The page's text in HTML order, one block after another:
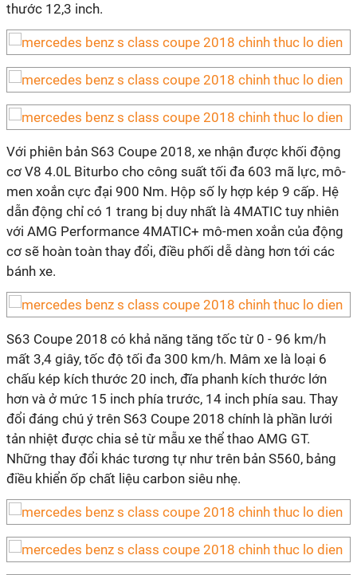
thước 12,3 inch.
Với phiên bản S63 Coupe 2018, xe nhận được khối động
cơ V8 4.0L Biturbo cho công suất tối đa 603 mã lực, mô-
men xoắn cực đại 900 Nm. Hộp số ly hợp kép 9 cấp. Hệ
dẫn động chỉ có 1 trang bị duy nhất là 4MATIC tuy nhiên
với AMG Performance 4MATIC+ mô-men xoắn của động
cơ sẽ hoàn toàn thay đổi, điều phối dễ dàng hơn tới các
bánh xe.
S63 Coupe 2018 có khả năng tăng tốc từ 0 - 96 km/h
mất 3,4 giây, tốc độ tối đa 300 km/h. Mâm xe là loại 6
chấu kép kích thước 20 inch, đĩa phanh kích thước lớn
hơn và ở mức 15 inch phía trước, 14 inch phía sau. Thay
đổi đáng chú ý trên S63 Coupe 2018 chính là phần lưới
tản nhiệt được chia sẻ từ mẫu xe thể thao AMG GT.
Những thay đổi khác tương tự như trên bản S560, bảng
điều khiển ốp chất liệu carbon siêu nhẹ.